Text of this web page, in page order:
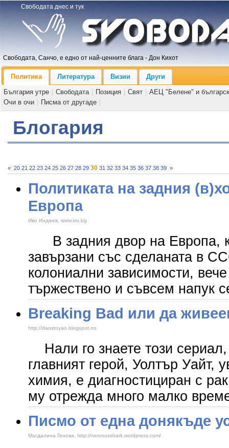
Свободата днес и тук
Свободата, Санчо, е едно от най-ценните блага - Дон Кихот
Политика Литература Визии
Други
България утре
Свободата Позиция Свят
АЕЦ "Белене" и
Очи в очи
Писма от другаде
Блогария
« 20 21 22 23 24 25 26 27 28 29 30 31 32 33 34 35 36 37 38 39 »
Политиката на задния
Европа
Иво Инджев, www.ivo.bg
В задния двор на Европа,
завързани със сделаната в
колониални зависимости,
тържествено и съвсем напук
Breaking Bad или да
http://danstoyan.blogspot.no
Нали го знаете този
главният герой, Уолтър Уайт,
химия, е диагностициран с
му отрежда много малко
Писмо от една донякъде
Магдалина Генова, http://nervousshark.wordpress.com/